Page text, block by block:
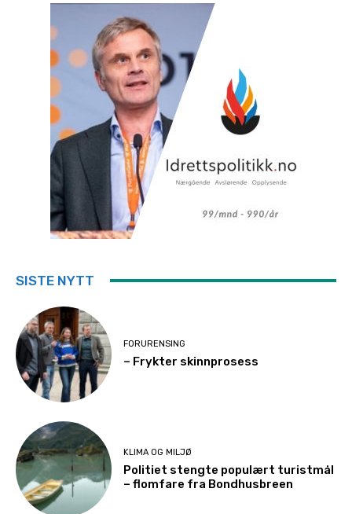
SISTE NYTT
FORURENSING
– Frykter skinnprosess
KLIMA OG MILJØ
Politiet stengte populært turistmål
– flomfare fra Bondhusbreen